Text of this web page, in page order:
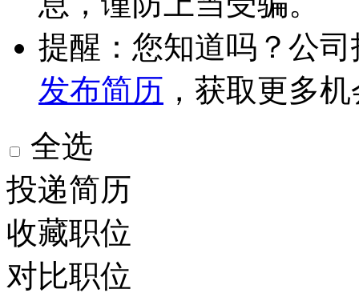
提醒：您知道吗？公
发布简历 ，获取更多
全选
投递简历
收藏职位
对比职位